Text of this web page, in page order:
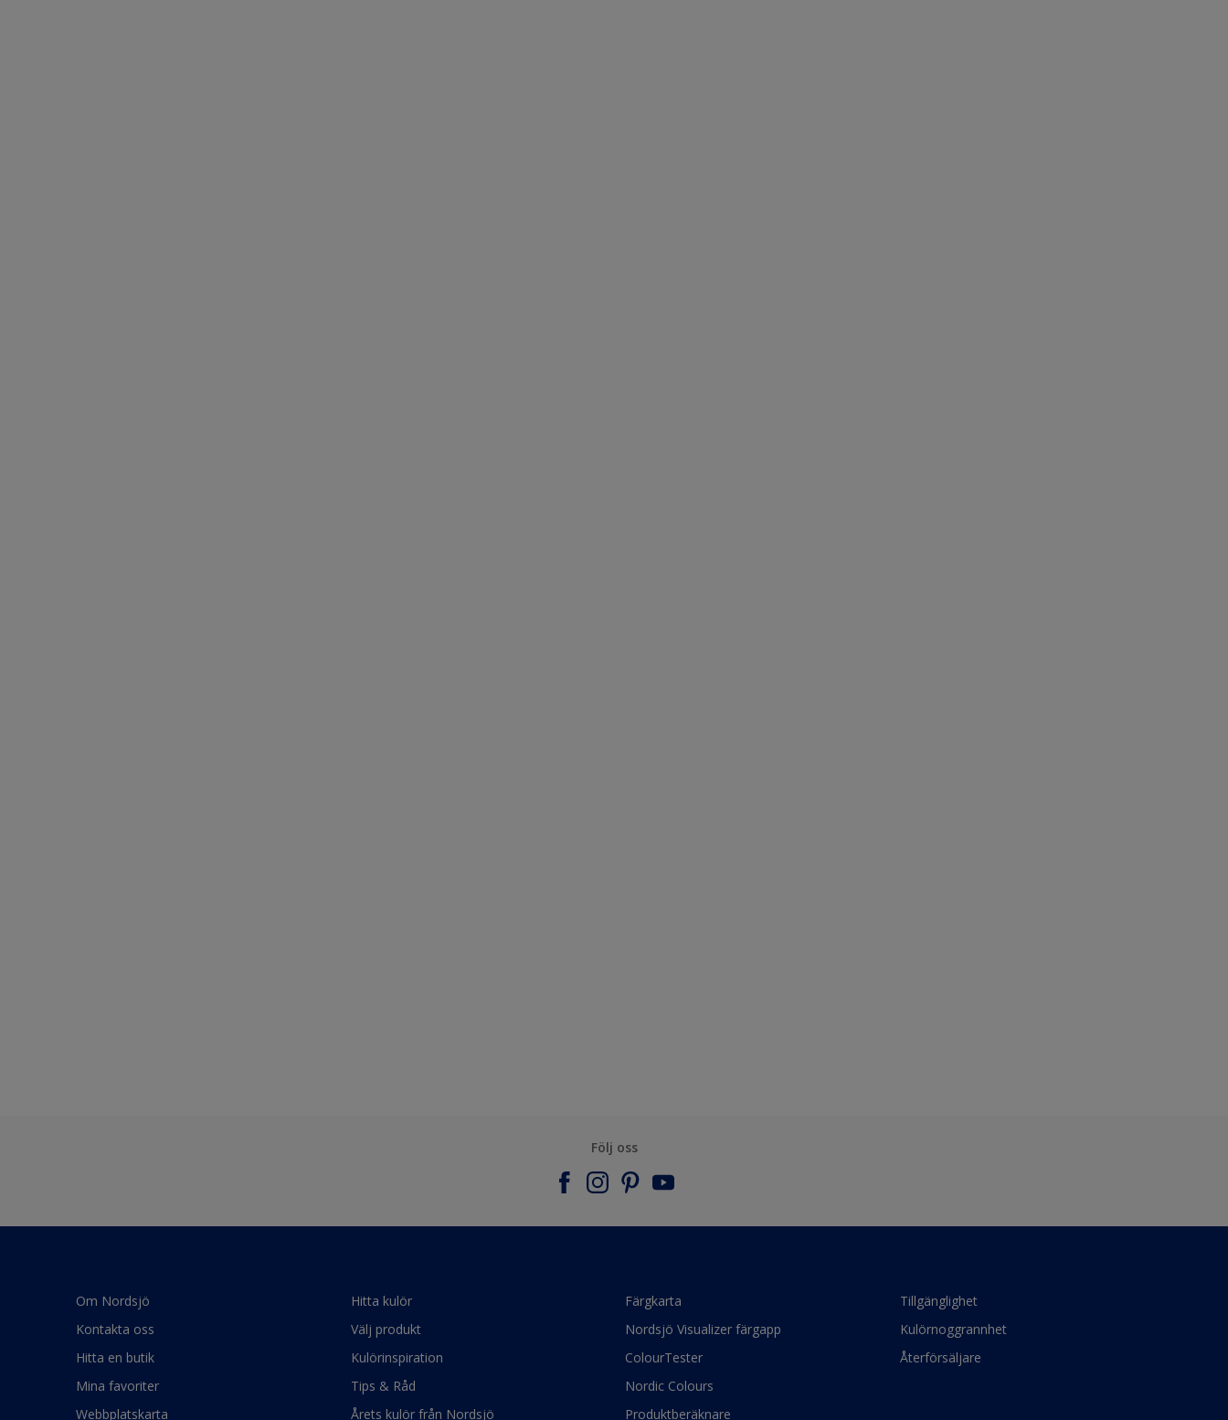
Följ oss
Om Nordsjö
Kontakta oss
Hitta en butik
Mina favoriter
Webbplatskarta
Hitta kulör
Välj produkt
Kulörinspiration
Tips & Råd
Årets kulör från Nordsjö
Färgkarta
Nordsjö Visualizer färgapp
ColourTester
Nordic Colours
Produktberäknare
Tillgänglighet
Kulörnoggrannhet
Återförsäljare